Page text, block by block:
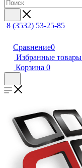
8 (3532) 53-25-85
Сравнение0
Избранные товары
Корзина 0